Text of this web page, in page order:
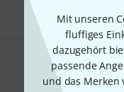
Mit unseren
fluffiges
dazugehört
passende
und das Merken
Gefällt